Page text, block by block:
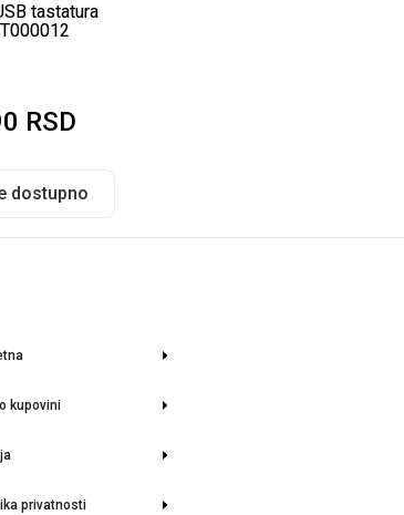
tastatura
RSD
dostupno
kupovini
privatnosti